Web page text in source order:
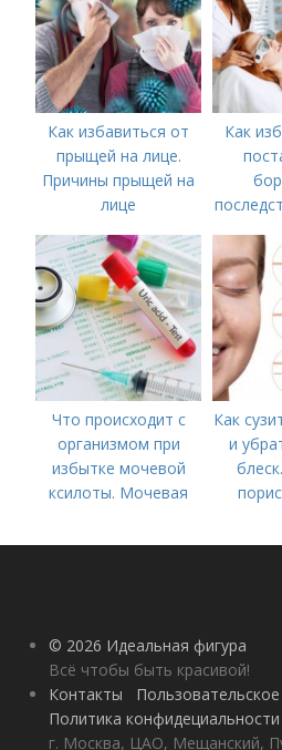
Как избавиться от
прыщей на лице.
Причины прыщей на
лице
Как
Что происходит с
организмом при
избытке мочевой
ксилоты. Мочевая
норма и отклонения
Как
и
© 2026 Идеальная фигура
Всё чтобы быть красивой!
Контакты
Политика конфидециальности
г. Москва, ЦАО, Мещанский,